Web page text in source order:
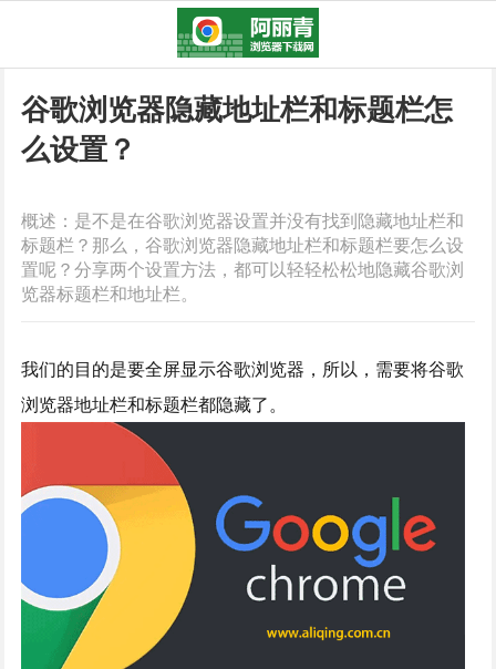
谷歌浏览器隐藏地址栏和标题栏怎
么设置？
概述：是不是在谷歌浏览器设置并没有找到隐藏地址栏和
标题栏？那么，谷歌浏览器隐藏地址栏和标题栏要怎么设
置呢？分享两个设置方法，都可以轻轻松松地隐藏谷歌浏
览器标题栏和地址栏。
我们的目的是要全屏显示谷歌浏览器，所以，需要将谷歌
浏览器地址栏和标题栏都隐藏了。